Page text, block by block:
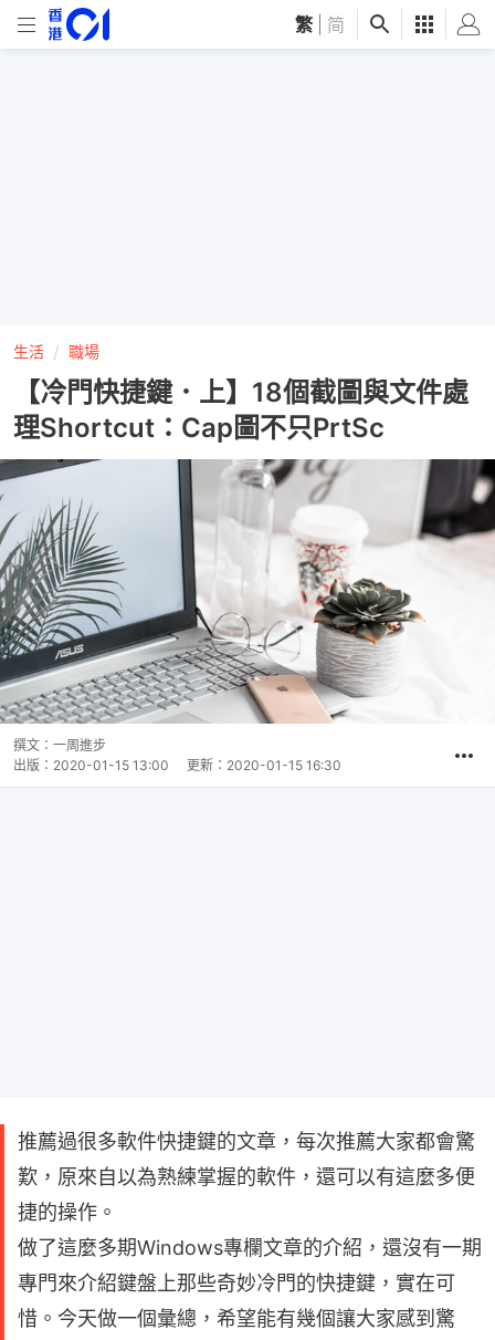
繁 简
生活 職場
【冷門快捷鍵．上】18個截圖與文件處
理Shortcut：Cap圖不只PrtSc
撰文： 一周進步
出版： 2020-01-15 13:00 更新： 2020-01-15 16:30
推薦過很多軟件快捷鍵的文章，每次推薦大家都會驚
歎，原來自以為熟練掌握的軟件，還可以有這麼多便
捷的操作。
做了這麼多期Windows專欄文章的介紹，還沒有一期
專門來介紹鍵盤上那些奇妙冷門的快捷鍵，實在可
惜。今天做一個彙總，希望能有幾個讓大家感到驚